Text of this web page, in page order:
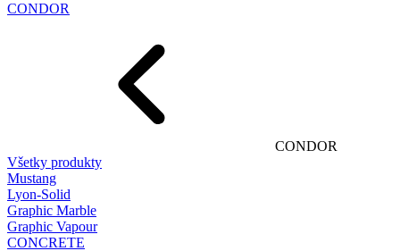
CONDOR
CONDOR
Všetky produkty
Mustang
Lyon-Solid
Graphic Marble
Graphic Vapour
CONCRETE